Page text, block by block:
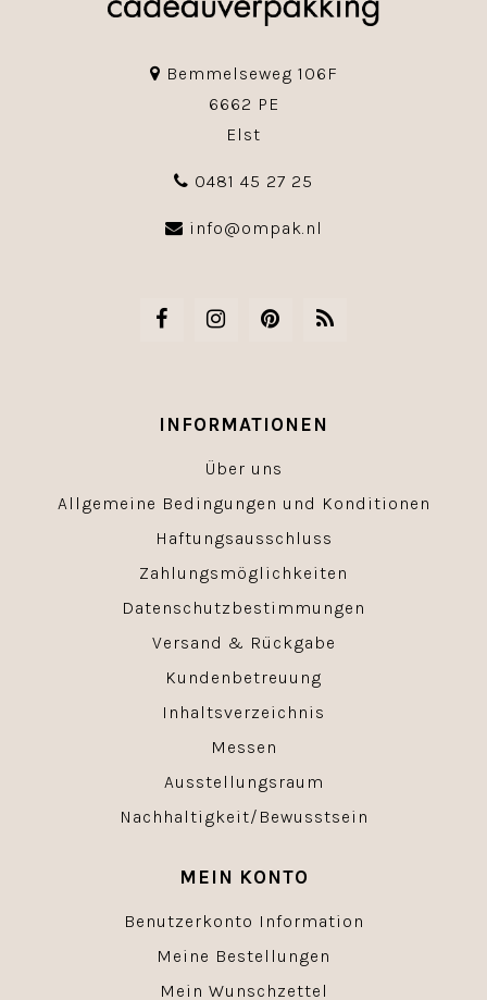
Bemmelseweg 106F
6662 PE
Elst
0481 45 27 25
info@ompak.nl
INFORMATIONEN
Über uns
Allgemeine Bedingungen und Konditionen
Haftungsausschluss
Zahlungsmöglichkeiten
Datenschutzbestimmungen
Versand & Rückgabe
Kundenbetreuung
Inhaltsverzeichnis
Messen
Ausstellungsraum
Nachhaltigkeit/Bewusstsein
MEIN KONTO
Benutzerkonto Information
Meine Bestellungen
Mein Wunschzettel